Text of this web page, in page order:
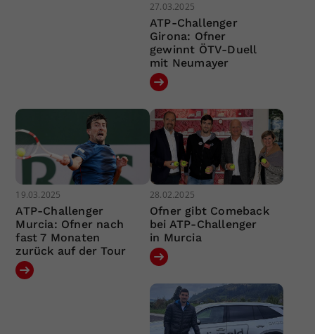
27.03.2025
ATP-Challenger
Girona: Ofner
gewinnt ÖTV-Duell
mit Neumayer
19.03.2025
ATP-Challenger
Murcia: Ofner nach
fast 7 Monaten
zurück auf der Tour
28.02.2025
Ofner gibt Comeback
bei ATP-Challenger
in Murcia